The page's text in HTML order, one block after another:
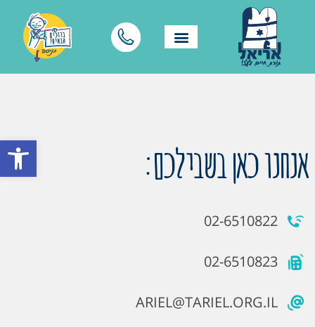
פתח אנחנו כאן בשבילכם:
02-6510822
02-6510823
ARIEL@TARIEL.ORG.IL